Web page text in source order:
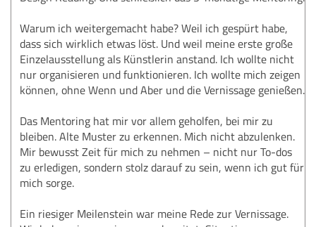
Warum ich weitergemacht habe? Weil ich gespürt habe,
dass sich wirklich etwas löst. Und weil meine erste große
Einzelausstellung als Künstlerin anstand. Ich wollte nicht
nur organisieren und funktionieren. Ich wollte mich zeigen
können, ohne Wenn und Aber und die Vernissage genießen.
Das Mentoring hat mir vor allem geholfen, bei mir zu
bleiben. Alte Muster zu erkennen. Mich nicht abzulenken.
Mir bewusst Zeit für mich zu nehmen – nicht nur To-dos
zu erledigen, sondern stolz darauf zu sein, wenn ich gut für
mich sorge.
Ein riesiger Meilenstein war meine Rede zur Vernissage.